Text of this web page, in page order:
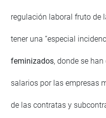
regulación laboral fruto de
tener una “especial
feminizados, donde se
salarios por las empresas
de las contratas y